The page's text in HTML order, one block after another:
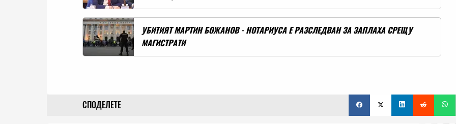
УБИТИЯТ МАРТИН БОЖАНОВ - НОТАРИУСА Е РАЗСЛЕДВАН ЗА ЗАПЛАХА СРЕЩУ
МАГИСТРАТИ
СПОДЕЛЕТЕ